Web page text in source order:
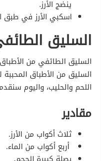
ينضج الأرز.
اسكبي الأرز في طبق
السليق
السليق الطائفي من
السليق من الأطباق
اللحم والحليب، واليوم
مقادير
ثلاث أكواب من الأرز.
أربع أكواب من الماء.